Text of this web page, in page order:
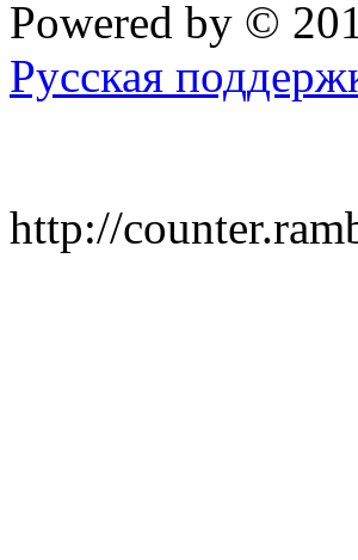
Powered by ©
Русская
http://